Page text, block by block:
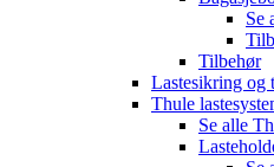
Se
Tilbehør
Lastesikring og
Thule
Se alle